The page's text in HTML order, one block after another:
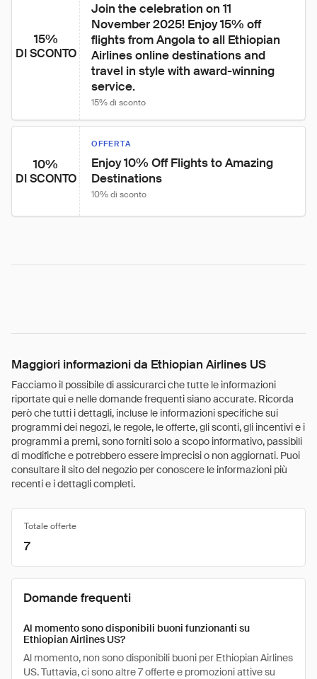
15%
DI SCONTO
Join the celebration on 11
November 2025! Enjoy 15% off
flights from Angola to all Ethiopian
Airlines online destinations and
travel in style with award-winning
service.
15% di sconto
10%
DI SCONTO
OFFERTA
Enjoy 10% Off Flights to Amazing
Destinations
10% di sconto
Maggiori informazioni da Ethiopian Airlines US
Facciamo il possibile di assicurarci che tutte le informazioni
riportate qui e nelle domande frequenti siano accurate. Ricorda
però che tutti i dettagli, incluse le informazioni specifiche sui
programmi dei negozi, le regole, le offerte, gli sconti, gli incentivi e i
programmi a premi, sono forniti solo a scopo informativo, passibili
di modifiche e potrebbero essere imprecisi o non aggiornati. Puoi
consultare il sito del negozio per conoscere le informazioni più
recenti e i dettagli completi.
Totale offerte
7
Domande frequenti
Al momento sono disponibili buoni funzionanti su
Ethiopian Airlines US?
Al momento, non sono disponibili buoni per Ethiopian Airlines
US. Tuttavia, ci sono altre 7 offerte e promozioni attive su